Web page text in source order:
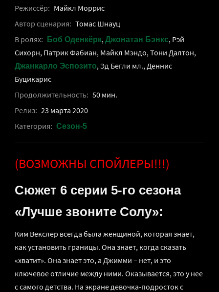
Режиссёр: Майкл Моррис
Автор сценария: Томас Шнауц
В ролях:
Боб Оденкёрк,Джонатан Бэнкс, Рэй
Сихорн, Патрик Фабиан, Майкл Мэндо, Тони Далтон,
Джанкарло Эспозито, Эд Бегли мл., Деннис
Буцикарис
Продолжительность: 50 мин.
Релиз: 23 марта 2020
Категория: Сезон-5
(ВОЗМОЖНЫ СПОЙЛЕРЫ!!!)
Сюжет 6 серии 5-го сезона
«Лучше звоните Солу»:
Ким Векслер всегда была женщиной, которая знает,
как установить границы. Она знает, когда сказать
«хватит». Она знает это, а Джимми – нет, и это
ключевое отличие между ними. Оказывается, это у нее
с самого детства. На экране девочка-подросток с